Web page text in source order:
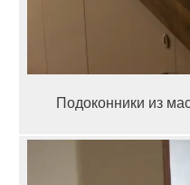
Подоконники из